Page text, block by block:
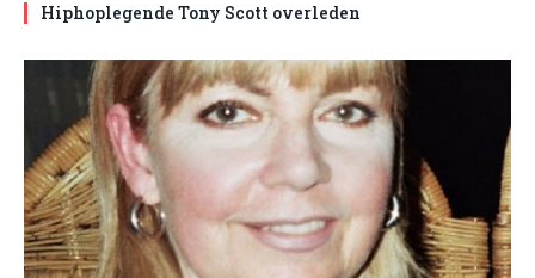
Hiphoplegende Tony Scott overleden